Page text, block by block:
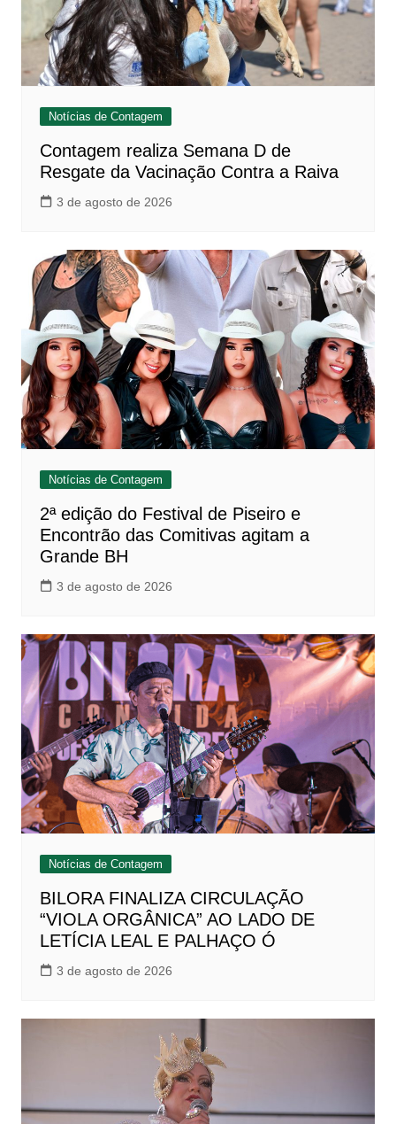
Notícias de Contagem
Contagem realiza Semana D de
Resgate da Vacinação Contra a Raiva
3 de agosto de 2026
Notícias de Contagem
2ª edição do Festival de Piseiro e
Encontrão das Comitivas agitam a
Grande BH
3 de agosto de 2026
Notícias de Contagem
BILORA FINALIZA CIRCULAÇÃO
“VIOLA ORGÂNICA” AO LADO DE
LETÍCIA LEAL E PALHAÇO Ó
3 de agosto de 2026